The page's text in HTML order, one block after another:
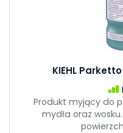
KIEHL
Produkt myjący do
mydła oraz